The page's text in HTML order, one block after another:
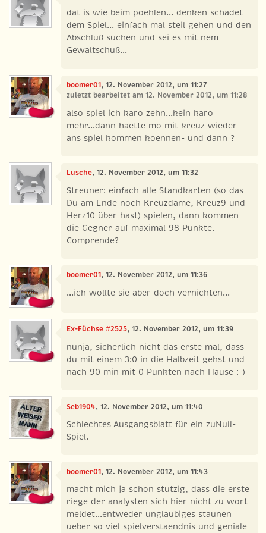
dat is wie beim poehlen... denken schadet
dem Spiel... einfach mal steil gehen und den
Abschluß suchen und sei es mit nem
Gewaltschuß...
boomer01, 12. November 2012, um 11:27
zuletzt bearbeitet am 12. November 2012, um 11:28
also spiel ich karo zehn...kein karo
mehr...dann haette mo mit kreuz wieder
ans spiel kommen koennen- und dann ?
Lusche, 12. November 2012, um 11:32
Streuner: einfach alle Standkarten (so das
Du am Ende noch Kreuzdame, Kreuz9 und
Herz10 über hast) spielen, dann kommen
die Gegner auf maximal 98 Punkte.
Comprende?
boomer01, 12. November 2012, um 11:36
...ich wollte sie aber doch vernichten...
Ex-Füchse #2525, 12. November 2012, um 11:39
nunja, sicherlich nicht das erste mal, dass
du mit einem 3:0 in die Halbzeit gehst und
nach 90 min mit 0 Punkten nach Hause :-)
Seb1904, 12. November 2012, um 11:40
Schlechtes Ausgangsblatt für ein zuNull-
Spiel.
boomer01, 12. November 2012, um 11:43
macht mich ja schon stutzig, dass die erste
riege der analysten sich hier nicht zu wort
meldet...entweder unglaubiges staunen
ueber so viel spielverstaendnis und geniale